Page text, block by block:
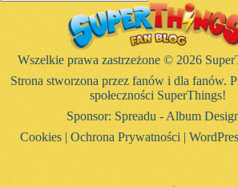
Wszelkie prawa zastrzeżone © 2026
Strona stworzona przez fanów i dla fanów.
społeczności SuperThings!
Sponsor: Spreadu - Album
Cookies |Ochrona Prywatności |